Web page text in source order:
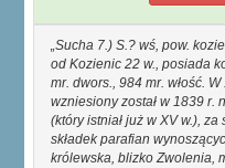
Sucha 7.) S.? wś, pow.
od Kozienic 22 w., posiada
mr. dwors., 984 mr. włość.
wzniesiony został w 1839
(który istniał już w XV w.),
składek parafian
królewska, blizko Zwolenia,